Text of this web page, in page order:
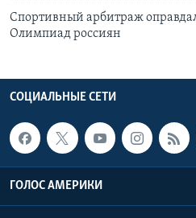
Спортивный арбитраж
Олимпиад россиян
СОЦИАЛЬНЫЕ СЕТИ
ГОЛОС АМЕРИКИ